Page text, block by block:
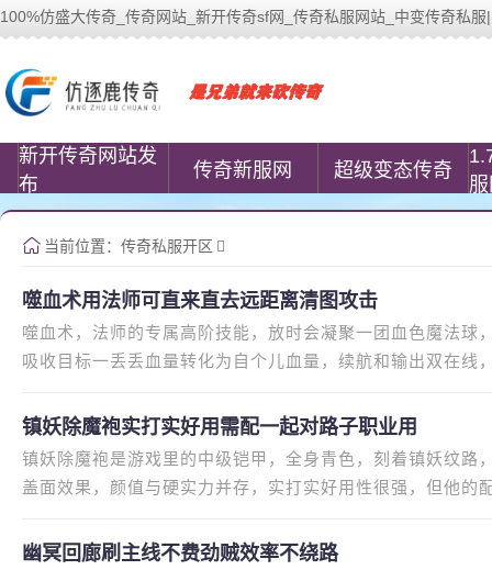
100%仿盛大传奇_传奇网站_新开传奇sf网_传奇私服网站_中变传奇私
新开传奇网站发
布
传奇新服网 超级变态传奇
当前位置： 传奇私服开区
噬血术用法师可直来直去远距离清图攻击
噬血术，法师的专属高阶技能，放时会凝聚一团血色魔法
吸收目标一丢丢血量转化为自个儿血量，续航和输出双在线
镇妖除魔袍实打实好用需配一起对路子职业用
镇妖除魔袍是游戏里的中级铠甲，全身青色，刻着镇妖纹
盖面效果，颜值与硬实力并存，实打实好用性很强，但他
幽冥回廊刷主线不费劲贼效率不绕路